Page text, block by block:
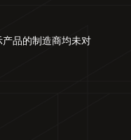
品的制造商均未对